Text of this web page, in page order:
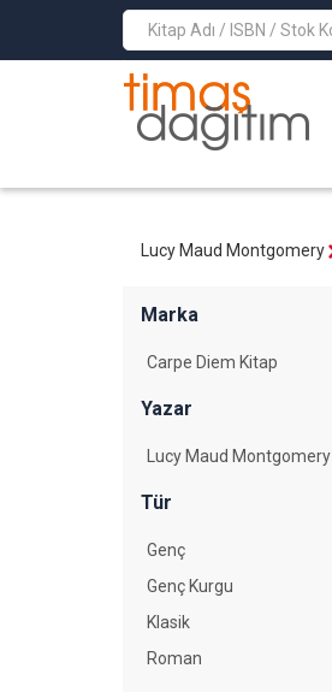
>
Lucy Maud Montgomery
Marka
Carpe Diem Kitap
Yazar
Lucy Maud Montgomery
Tür
Genç
Genç Kurgu
Klasik
Roman